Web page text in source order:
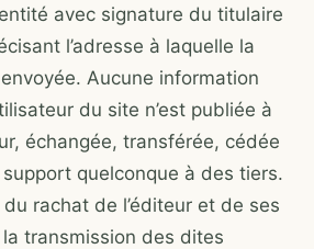
avec signature du titulaire
l’adresse à laquelle la
Aucune information
du site n’est publiée à
échangée, transférée, cédée
quelconque à des tiers.
du rachat de l’éditeur et de ses
transmission des dites